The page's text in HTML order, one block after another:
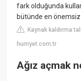
fark olduğunda
bütünde en önemsiz
Kaynak kaldırma
hurriyet.com.tr
Ağız açmak